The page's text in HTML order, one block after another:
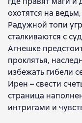
Герта Крис Катя
Анна Змеевская
Евгения
Виктория Килеева
Екатерина
Аннабель Ли
Маргарет Астер
Елена
Ардмир Мари
Мария Боталова
охотятся на
Радужной топи
сталкиваются с
Агнешке
проклятья,
избежать гибели
Ирен – свести
страница
интригами и